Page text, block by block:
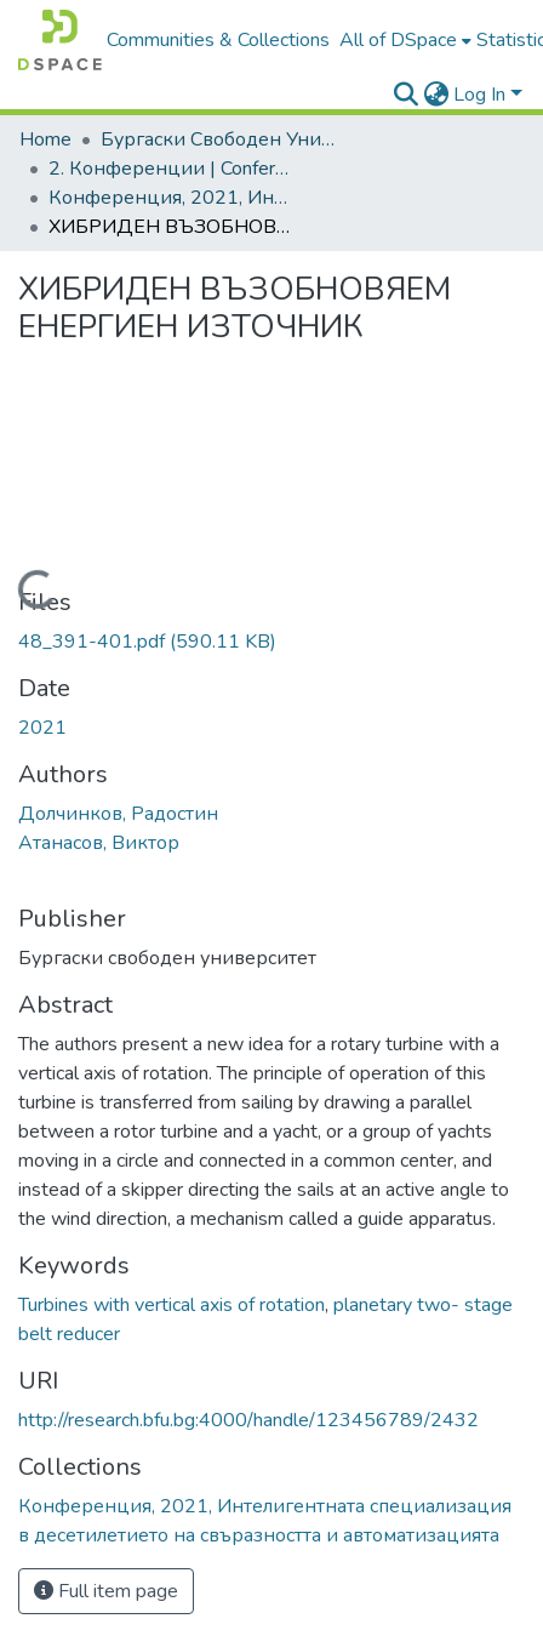
Communities & Collections All of DSpace
Log In
Home
Бургаски Свободен Университет | Burgas Free University
2. Конференции | Conferences
Конференция, 2021, Интелигентната специализация в десетилетието на свъразността и автоматизацията
ХИБРИДЕН ВЪЗОБНОВЯЕМ ЕНЕРГИЕН ИЗТОЧНИК
ХИБРИДЕН ВЪЗОБНОВЯЕМ
ЕНЕРГИЕН ИЗТОЧНИК
Loading...
Files
48_391-401.pdf(590.11 KB)
Date
2021
Authors
Долчинков, Радостин
Атанасов, Виктор
Publisher
Бургаски свободен университет
Abstract
The authors present a new idea for a rotary turbine with a
vertical axis of rotation. The principle of operation of this
turbine is transferred from sailing by drawing a parallel
between a rotor turbine and a yacht, or a group of yachts
moving in a circle and connected in a common center, and
instead of a skipper directing the sails at an active angle to
the wind direction, a mechanism called a guide apparatus.
Keywords
Turbines with vertical axis of rotation, planetary two- stage
belt reducer
URI
http://research.bfu.bg:4000/handle/123456789/2432
Collections
Конференция, 2021, Интелигентната специализация
в десетилетието на свъразността и автоматизацията
Full item page